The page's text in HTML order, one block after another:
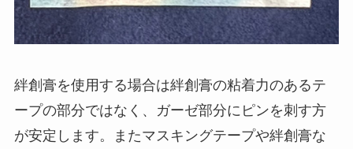
絆創膏を使用する場合は絆創膏の粘着力のあるテ
ープの部分ではなく、ガーゼ部分にピンを刺す方
が安定します。またマスキングテープや絆創膏な